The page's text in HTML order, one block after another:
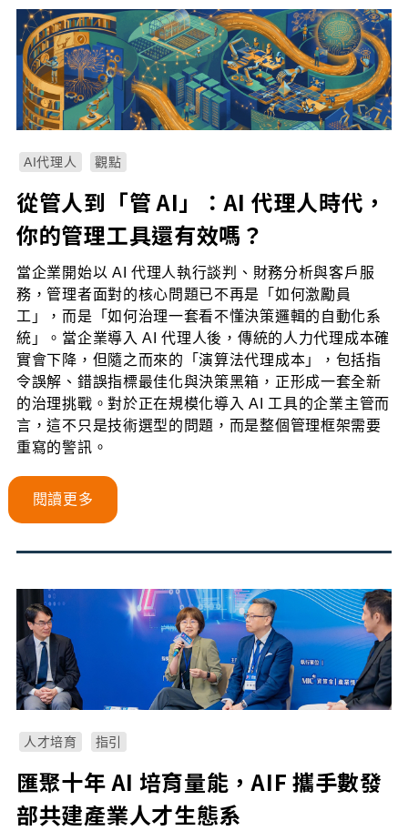
AI代理人 觀點
從管人到「管 AI」：AI 代理人時代，
你的管理工具還有效嗎？
當企業開始以 AI 代理人執行談判、財務分析與客戶服
務，管理者面對的核心問題已不再是「如何激勵員
工」，而是「如何治理一套看不懂決策邏輯的自動化系
統」。當企業導入 AI 代理人後，傳統的人力代理成本確
實會下降，但隨之而來的「演算法代理成本」，包括指
令誤解、錯誤指標最佳化與決策黑箱，正形成一套全新
的治理挑戰。對於正在規模化導入 AI 工具的企業主管而
言，這不只是技術選型的問題，而是整個管理框架需要
重寫的警訊。
閱讀更多
人才培育 指引
匯聚十年 AI 培育量能，AIF 攜手數發
部共建產業人才生態系